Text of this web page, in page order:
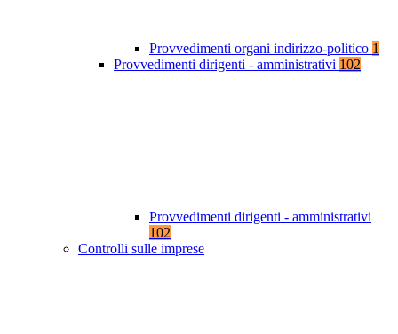
Provvedimenti organi indirizzo-politico 1
Provvedimenti dirigenti - amministrativi 102
Provvedimenti dirigenti - amministrativi
102
Controlli sulle imprese